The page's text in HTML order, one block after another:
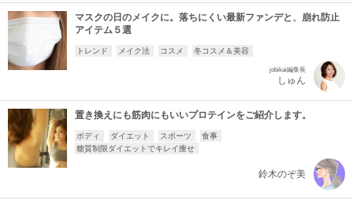
マスクの日のメイクに。落ちにくい最新ファンデと、崩れ防止
アイテム５選
トレンド メイク法 コスメ 冬コスメ＆美容
jobikai編集長
しゅん
置き換えにも筋肉にもいいプロテインをご紹介します。
ボディ ダイエット スポーツ
食事
糖質制限ダイエットでキレイ痩せ
鈴木のぞ美